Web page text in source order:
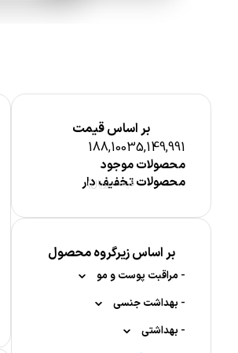
بر اساس قیمت
188,10035,149,991
قیمت (ریال)
محصولات موجود
محصولات تخفیف دار
بر اساس زیرگروه محصول
- مراقبت پوست و مو
-مراقبت پوست صورت
-لیفتینگ
-پماد سوختگی
- بهداشت جنسی
-ژل لوبریکانت
- بهداشتی
مکمل کودکان